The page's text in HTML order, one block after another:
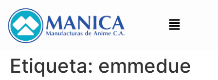
Etiqueta: emmedue